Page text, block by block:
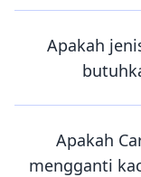
Apakah
Apakah
mengganti